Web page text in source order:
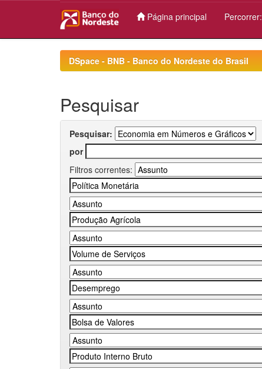
Página principal Percorrer:
DSpace - BNB - Banco do Nordeste do Brasil
Pesquisar
Pesquisar:
por
Filtros correntes: